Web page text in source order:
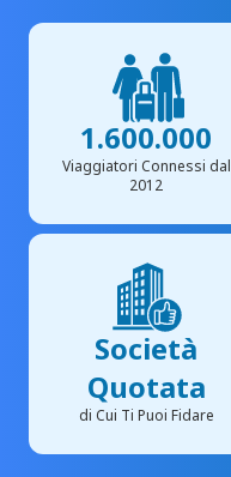
1.600.000
Viaggiatori Connessi dal
2012
Società
Quotata
di Cui Ti Puoi Fidare